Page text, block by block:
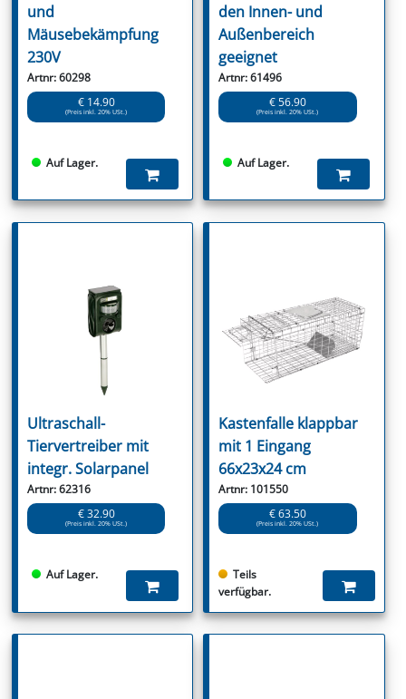
und
Mäusebekämpfung
230V
Artnr: 60298
€ 14.90
(Preis inkl. 20% USt.)
Auf Lager.
den Innen- und
Außenbereich
geeignet
Artnr: 61496
€ 56.90
(Preis inkl. 20% USt.)
Auf Lager.
Ultraschall-
Tiervertreiber mit
integr. Solarpanel
Artnr: 62316
€ 32.90
(Preis inkl. 20% USt.)
Auf Lager.
Kastenfalle klappbar
mit 1 Eingang
66x23x24 cm
Artnr: 101550
€ 63.50
(Preis inkl. 20% USt.)
Teils
verfügbar.